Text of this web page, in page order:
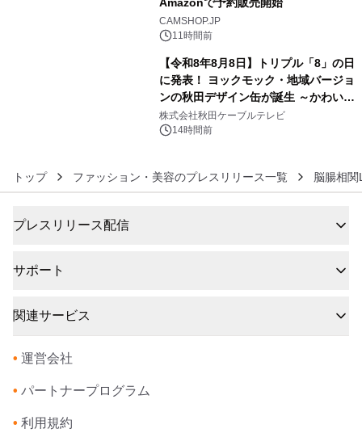
CAMSHOP.JP
11時間前
【令和8年8月8日】トリプル「8」の日
に発表！ ヨックモック・地域バージョ
ンの秋田デザイン缶が誕生 ～かわいい
秋田犬の子犬と秋田の四季と名所を巡
るパッケージ～ 9月1日(火)秋田県内で
株式会社秋田ケーブルテレビ
14時間前
トップ ファッション・美容のプレスリリース一覧 脳腸相関
プレスリリース配信
サポート
関連サービス
• 運営会社
• パートナープログラム
• 利用規約